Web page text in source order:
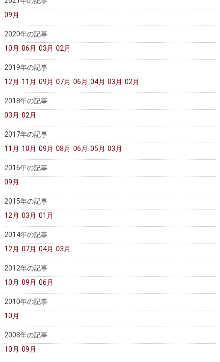
09月
2020年の記事
10月 06月 03月 02月
2019年の記事
12月 11月 09月 07月 06月 04月 03月 02月
2018年の記事
03月 02月
2017年の記事
11月 10月 09月 08月 06月 05月 03月
2016年の記事
09月
2015年の記事
12月 03月 01月
2014年の記事
12月 07月 04月 03月
2012年の記事
10月 09月 06月
2010年の記事
10月
2008年の記事
10月 09月